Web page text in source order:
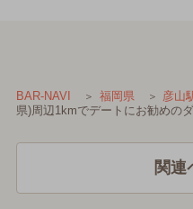
BAR-NAVI 福岡県 彦山
県)周辺1kmでデートにお勧めの
関連